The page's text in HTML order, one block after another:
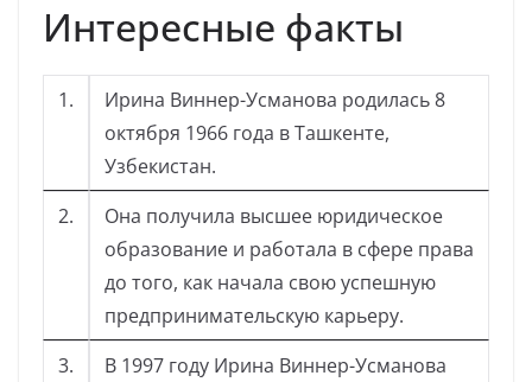
Интересные факты
1.
Ирина Виннер-Усманова родилась 8
октября 1966 года в Ташкенте,
Узбекистан.
2.
Она получила высшее юридическое
образование и работала в сфере права
до того, как начала свою успешную
предпринимательскую карьеру.
3.
В 1997 году Ирина Виннер-Усманова